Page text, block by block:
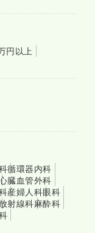
円以上
循環器内科
臓血管外科
産婦人科眼科
放射線科麻酔科